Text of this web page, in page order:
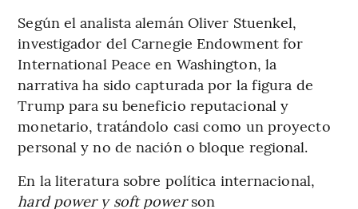
Según el analista alemán Oliver Stuenkel,
investigador del Carnegie Endowment for
International Peace en Washington, la
narrativa ha sido capturada por la figura de
Trump para su beneficio reputacional y
monetario, tratándolo casi como un proyecto
personal y no de nación o bloque regional.
En la literatura sobre política internacional,
hard power y soft powerson